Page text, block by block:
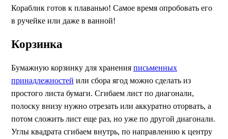
Кораблик готов к плаванью! Самое время опробовать его
в ручейке или даже в ванной!
Корзинка
Бумажную корзинку для хранения письменных
принадлежностей или сбора ягод можно сделать из
простого листа бумаги. Сгибаем лист по диагонали,
полоску внизу нужно отрезать или аккуратно оторвать, а
потом сложить лист еще раз, но уже по другой диагонали.
Углы квадрата сгибаем внутрь, по направлению к центру